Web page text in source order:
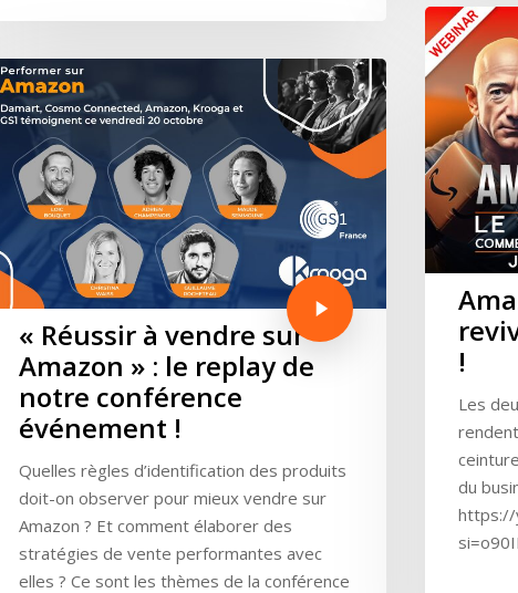
!
Les
du
https://
« Réussir à vendre sur
Amazon » : le replay de
notre conférence
événement !
Quelles règles d’identification des produits
doit-on observer pour mieux vendre sur
Amazon ? Et comment élaborer des
stratégies de vente performantes avec
elles ? Ce sont les thèmes de la conférence